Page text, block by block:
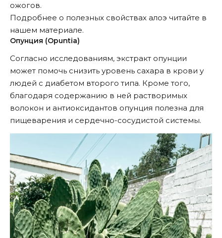
ожогов.
Подробнее о полезных свойствах алоэ читайте в
нашем материале.
Опунция (Opuntia)
Согласно исследованиям, экстракт опунции
может помочь снизить уровень сахара в крови у
людей с диабетом второго типа. Кроме того,
благодаря содержанию в ней растворимых
волокон и антиоксидантов опунция полезна для
пищеварения и сердечно-сосудистой системы.